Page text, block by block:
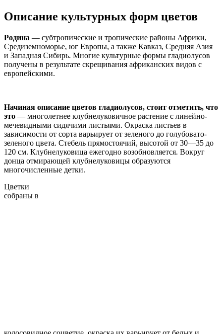
Описание культурных форм цветов
Родина — субтропические и тропические районы Африки,
Средиземноморье, юг Европы, а также Кавказ, Средняя Азия
и Западная Сибирь. Многие культурные формы гладиолусов
получены в результате скрещивания африканских видов с
европейскими.
Начиная описание цветов гладиолусов, стоит отметить, что
это — многолетнее клубнелуковичное растение с линейно-
мечевидными сидячими листьями. Окраска листьев в
зависимости от сорта варьирует от зеленого до голубовато-
зеленого цвета. Стебель прямостоячий, высотой от 30—35 до
120 см. Клубнелуковица ежегодно возобновляется. Вокруг
донца отмирающей клубнелуковицы образуются
многочисленные детки.
Цветки
собраны в